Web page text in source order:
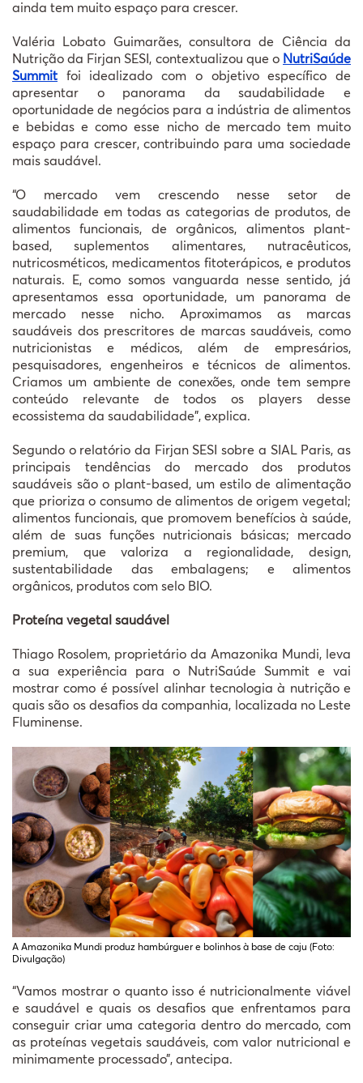
ainda tem muito espaço para crescer.
Valéria Lobato Guimarães, consultora de Ciência da
Nutrição da Firjan SESI, contextualizou que o NutriSaúde
Summit foi idealizado com o objetivo específico de
apresentar o panorama da saudabilidade e
oportunidade de negócios para a indústria de alimentos
e bebidas e como esse nicho de mercado tem muito
espaço para crescer, contribuindo para uma sociedade
mais saudável.
“O mercado vem crescendo nesse setor de
saudabilidade em todas as categorias de produtos, de
alimentos funcionais, de orgânicos, alimentos plant-
based, suplementos alimentares, nutracêuticos,
nutricosméticos, medicamentos fitoterápicos, e produtos
naturais. E, como somos vanguarda nesse sentido, já
apresentamos essa oportunidade, um panorama de
mercado nesse nicho. Aproximamos as marcas
saudáveis dos prescritores de marcas saudáveis, como
nutricionistas e médicos, além de empresários,
pesquisadores, engenheiros e técnicos de alimentos.
Criamos um ambiente de conexões, onde tem sempre
conteúdo relevante de todos os players desse
ecossistema da saudabilidade”, explica.
Segundo o relatório da Firjan SESI sobre a SIAL Paris, as
principais tendências do mercado dos produtos
saudáveis são o plant-based, um estilo de alimentação
que prioriza o consumo de alimentos de origem vegetal;
alimentos funcionais, que promovem benefícios à saúde,
além de suas funções nutricionais básicas; mercado
premium, que valoriza a regionalidade, design,
sustentabilidade das embalagens; e alimentos
orgânicos, produtos com selo BIO.
Proteína vegetal saudável
Thiago Rosolem, proprietário da Amazonika Mundi, leva
a sua experiência para o NutriSaúde Summit e vai
mostrar como é possível alinhar tecnologia à nutrição e
quais são os desafios da companhia, localizada no Leste
Fluminense.
A Amazonika Mundi produz hambúrguer e bolinhos à base de caju (Foto:
Divulgação)
“Vamos mostrar o quanto isso é nutricionalmente viável
e saudável e quais os desafios que enfrentamos para
conseguir criar uma categoria dentro do mercado, com
as proteínas vegetais saudáveis, com valor nutricional e
minimamente processado”, antecipa.